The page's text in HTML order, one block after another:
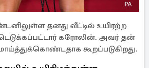
தனது வீட்டில் உயிரற்ற
கரோலின். அவர் தன்
கூறப்படுகிறது.